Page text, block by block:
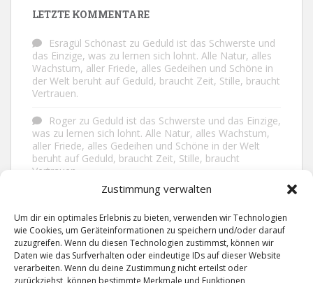
Zustimmung verwalten
Um dir ein optimales Erlebnis zu bieten, verwenden wir Technologien
wie Cookies, um Geräteinformationen zu speichern und/oder darauf
zuzugreifen. Wenn du diesen Technologien zustimmst, können wir
Daten wie das Surfverhalten oder eindeutige IDs auf dieser Website
verarbeiten. Wenn du deine Zustimmung nicht erteilst oder
zurückziehst, können bestimmte Merkmale und Funktionen
LETZTE KOMMENTARE
Esragül Schönast zu Geduld ist das Schwerste und
das Einzige, was zu lernen sich lohnt. Alle Natur, alles
Wachstum, aller Friede, alles Gedeihen und Schöne in
der Welt beruht auf Geduld, braucht Zeit, Stille, braucht
Vertrauen.
Roger zu Geduld ist das Schwerste und das Einzige,
was zu lernen sich lohnt. Alle Natur, alles Wachstum,
aller Friede, alles Gedeihen und Schöne in der Welt
beruht auf Geduld, braucht Zeit, Stille, braucht
Vertrauen.
Nichts in unserem Leben
geschieht ohne Grund. Der Rest ist Zufall.
GridzuMan lebt ruhiger, wenn man nicht alles
sagt, was man weiß, nicht alles glaubt, was man hört
und über den Rest einfach nur lächelt.